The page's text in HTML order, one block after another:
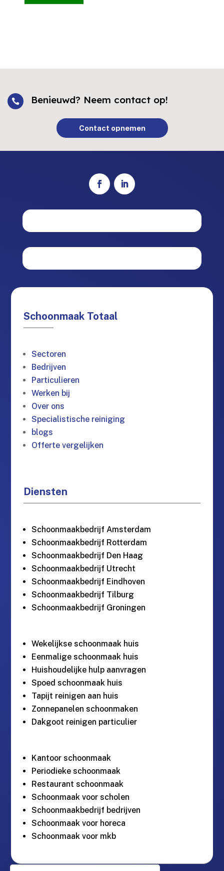
 Benieuwd? Neem contact op!
Contact opnemen
Schoonmaak Totaal
Sectoren
Bedrijven
Particulieren
Werken bij
Over ons
Specialistische reiniging
blogs
Offerte vergelijken
Diensten
Schoonmaakbedrijf Amsterdam
Schoonmaakbedrijf Rotterdam
Schoonmaakbedrijf Den Haag
Schoonmaakbedrijf Utrecht
Schoonmaakbedrijf Eindhoven
Schoonmaakbedrijf Tilburg
Schoonmaakbedrijf Groningen
Wekelijkse schoonmaak huis
Eenmalige schoonmaak huis
Huishoudelijke hulp aanvragen
Spoed schoonmaak huis
Tapijt reinigen aan huis
Zonnepanelen schoonmaken
Dakgoot reinigen particulier
Kantoor schoonmaak
Periodieke schoonmaak
Restaurant schoonmaak
Schoonmaak voor scholen
Schoonmaakbedrijf bedrijven
Schoonmaak voor horeca
Schoonmaak voor mkb